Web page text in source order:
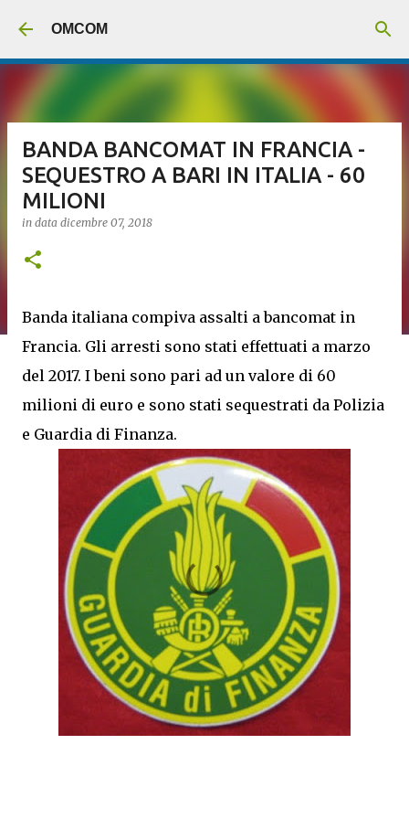
OMCOM
BANDA BANCOMAT IN FRANCIA -
SEQUESTRO A BARI IN ITALIA - 60
MILIONI
in data dicembre 07, 2018
Banda italiana compiva assalti a bancomat in
Francia. Gli arresti sono stati effettuati a marzo
del 2017. I beni sono pari ad un valore di 60
milioni di euro e sono stati sequestrati da Polizia
e Guardia di Finanza.